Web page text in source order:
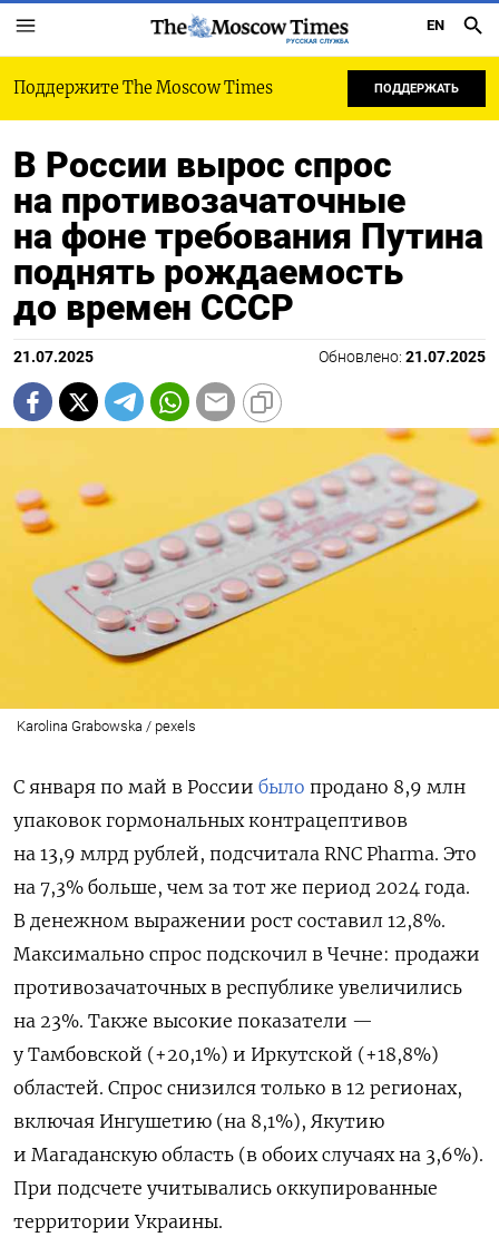
РУССКАЯ СЛУЖБА
EN
Поддержите The Moscow Times ПОДДЕРЖАТЬ
В России вырос спрос
на противозачаточные
на фоне требования Путина
поднять рождаемость
до времен СССР
21.07.2025 Обновлено: 21.07.2025
Karolina Grabowska / pexels
С января по май в России было продано 8,9 млн
упаковок гормональных контрацептивов
на 13,9 млрд рублей, подсчитала RNC Pharma. Это
на 7,3% больше, чем за тот же период 2024 года.
В денежном выражении рост составил 12,8%.
Максимально спрос подскочил в Чечне: продажи
противозачаточных в республике увеличились
на 23%. Также высокие показатели —
у Тамбовской (+20,1%) и Иркутской (+18,8%)
областей. Спрос снизился только в 12 регионах,
включая Ингушетию (на 8,1%), Якутию
и Магаданскую область (в обоих случаях на 3,6%).
При подсчете учитывались оккупированные
территории Украины.